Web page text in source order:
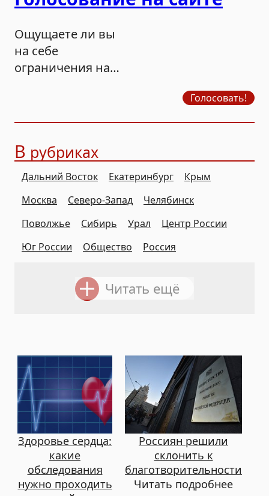
Ощущаете ли вы
на себе
ограничения на
Голосовать!
В рубриках
Дальний Восток Екатеринбург
Крым
Москва
Северо-Запад
Челябинск
Поволжье
Сибирь Урал
Центр России
Юг России
Общество Россия
Читать ещё
Здоровье сердца:
какие
обследования
нужно проходить
Россиян решили
склонить к
благотворительности
Читать подробнее